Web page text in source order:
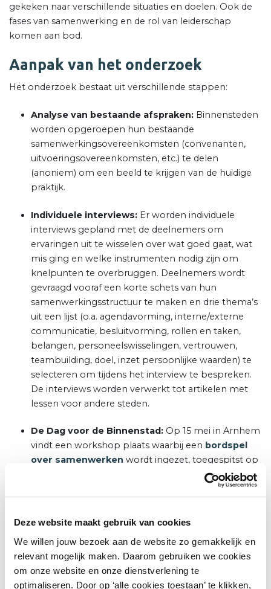
Deze website maakt gebruik van cookies
We willen jouw bezoek aan de website zo gemakkelijk en
relevant mogelijk maken. Daarom gebruiken we cookies
om onze website en onze dienstverlening te
optimaliseren. Door op ‘alle cookies toestaan’ te klikken,
gekeken naar verschillende situaties en doelen. Ook de
fases van samenwerking en de rol van leiderschap
komen aan bod.
Aanpak van het onderzoek
Het onderzoek bestaat uit verschillende stappen:
Analyse van bestaande afspraken: Binnensteden
worden opgeroepen hun bestaande
samenwerkingsovereenkomsten (convenanten,
uitvoeringsovereenkomsten, etc.) te delen
(anoniem) om een beeld te krijgen van de huidige
praktijk.
Individuele interviews: Er worden individuele
interviews gepland met de deelnemers om
ervaringen uit te wisselen over wat goed gaat, wat
mis ging en welke instrumenten nodig zijn om
knelpunten te overbruggen. Deelnemers wordt
gevraagd vooraf een korte schets van hun
samenwerkingsstructuur te maken en drie thema’s
uit een lijst (o.a. agendavorming, interne/externe
communicatie, besluitvorming, rollen en taken,
belangen, personeelswisselingen, vertrouwen,
teambuilding, doel, inzet persoonlijke waarden) te
selecteren om tijdens het interview te bespreken.
De interviews worden verwerkt tot artikelen met
lessen voor andere steden.
De Dag voor de Binnenstad: Op 15 mei in Arnhem
vindt een workshop plaats waarbij een bordspel
over samenwerken wordt ingezet, toegespitst op
de onderzoeksvragen. Dit is om met deelnemers in
verschillende rollen na te denken over benodigde
Werksessie in Utrecht:
interactieve werksessie in Utrecht gepland om de
bevindingen uit de interviews te bespreken en
gezamenlijk te werken aan de versterking van de